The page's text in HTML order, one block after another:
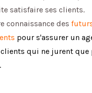
satisfaire ses clients.
connaissance des
pour s'assurer un
qui ne jurent que
.